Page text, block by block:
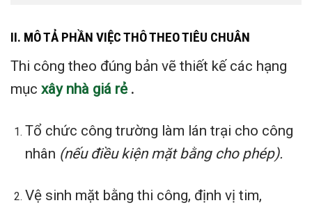
II. MÔ TẢ PHẦN VIỆC THÔ THEO TIÊU CHUÂN
Thi công theo đúng bản vẽ thiết kế các hạng
mục xây nhà giá rẻ.
Tổ chức công trường làm lán trại cho công
nhân (nếu điều kiện mặt bằng cho phép).
Vệ sinh mặt bằng thi công, định vị tim,